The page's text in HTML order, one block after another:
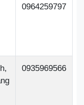
0964259797
0935969566